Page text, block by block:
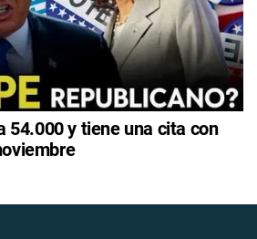
54.000 y tiene una cita con